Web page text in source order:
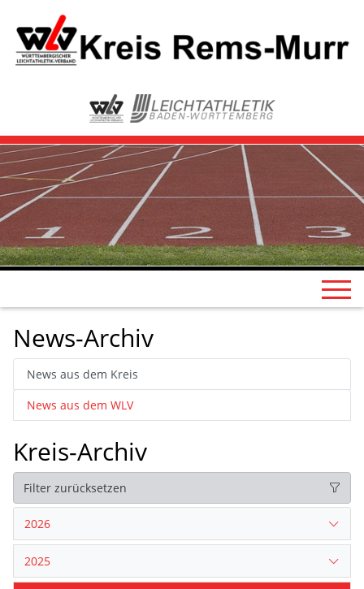
News-Archiv
News aus dem Kreis
News aus dem WLV
Kreis-Archiv
Filter zurücksetzen
2026
2025